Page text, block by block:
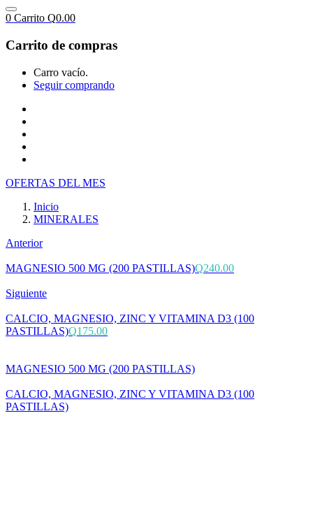
0 Carrito Q0.00
Carrito de compras
Carro vacío.
Seguir comprando
OFERTAS DEL MES
Inicio
MINERALES
Anterior
MAGNESIO 500 MG (200 PASTILLAS)Q240.00
Siguiente
CALCIO, MAGNESIO, ZINC Y VITAMINA D3 (100
PASTILLAS)Q175.00
MAGNESIO 500 MG (200 PASTILLAS)
CALCIO, MAGNESIO, ZINC Y VITAMINA D3 (100
PASTILLAS)